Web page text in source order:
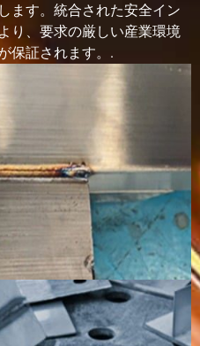
高い
熟
た
可能性
はある
が、燃
え尽き
るリス
クは高
い。
良いが、
セットア
ップがや
や複雑だ
ます。統合された安全イン
り、要求の厳しい産業環境
保証されます。.